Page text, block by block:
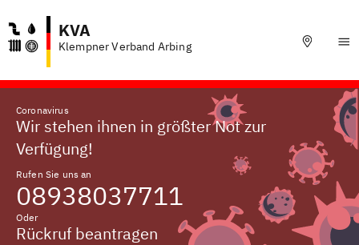
KVA
Klempner Verband Arbing
Coronavirus
Wir stehen ihnen in größter Not zur
Verfügung!
Rufen Sie uns an
08938037711
Oder
Rückruf beantragen